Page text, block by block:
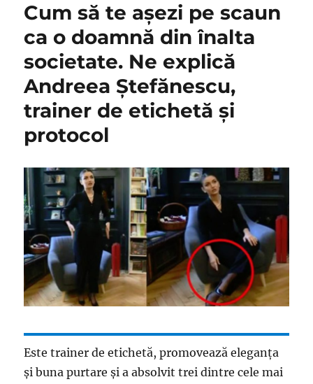
Cum să te așezi pe scaun
ca o doamnă din înalta
societate. Ne explică
Andreea Ștefănescu,
trainer de etichetă și
protocol
Este trainer de etichetă, promovează eleganţa
şi buna purtare şi a absolvit trei dintre cele mai